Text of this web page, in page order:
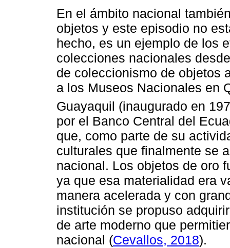
En el ámbito nacional
objetos y este episodio no
hecho, es un ejemplo de los
colecciones nacionales
de coleccionismo de objetos
a los Museos Nacionales en
Guayaquil (inaugurado en
por el Banco Central del
que, como parte de su
culturales que finalmente se
nacional. Los objetos de oro
ya que esa materialidad era
manera acelerada y con
institución se propuso
de arte moderno que
nacional (Cevallos, 2018).